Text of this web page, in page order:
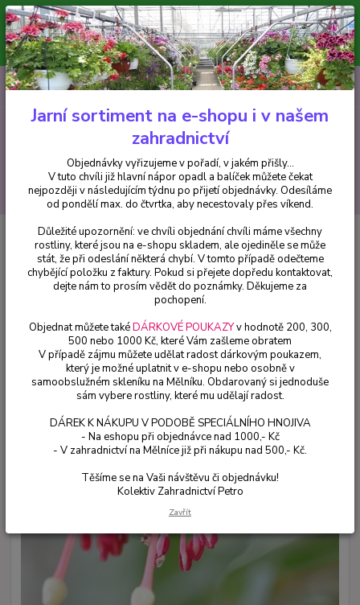
Minimální hodnota pro odeslání z e-shopu je 300 Kč.
V tuto chvíli již hlavní nápor objednávek opadl a balíček můžete čekat
nejpozději v následujícím týdnu po přijetí objednávky. Objednávky
vyřizujeme v pořadí, v jakém přišly...
CZK
Hledat
+420 602 223 614 0ks
za0 Kč
Fuchsie Olive Smith Fuchsie - 1 ks
Olive Smith Fuchsie - 1 ks
Jarní sortiment na e-shopu i v našem
zahradnictví
Objednávky vyřizujeme v pořadí, v jakém přišly...
V tuto chvíli již hlavní nápor opadl a balíček můžete čekat
nejpozději v následujícím týdnu po přijetí objednávky. Odesíláme
od pondělí max. do čtvrtka, aby necestovaly přes víkend.
Důležité upozornění: ve chvíli objednání chvíli máme všechny
rostliny, které jsou na e-shopu skladem, ale ojediněle se může
stát, že při odeslání některá chybí. V tomto případě odečteme
chybějící položku z faktury. Pokud si přejete dopředu kontaktovat,
dejte nám to prosím vědět do poznámky. Děkujeme za
pochopení.
Objednat můžete takéDÁRKOVÉ POUKAZYv hodnotě 200, 300,
500 nebo 1000 Kč, které Vám zašleme obratem
V případě zájmu můžete udělat radost dárkovým poukazem,
který je možné uplatnit v e-shopu nebo osobně v
samoobslužném skleníku na Mělníku. Obdarovaný si jednoduše
sám vybere rostliny, které mu udělají radost.
DÁREK K NÁKUPU V PODOBĚ SPECIÁLNÍHO HNOJIVA
- Na eshopu při objednávce nad 1000,- Kč
- V zahradnictví na Mělníce již při nákupu nad 500,- Kč.
Těšíme se na Vaši návštěvu či objednávku!
Kolektiv Zahradnictví Petro
Zavřít